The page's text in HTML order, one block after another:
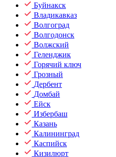
Буйнакск
Владикавказ
Волгоград
Волгодонск
Волжский
Геленджик
Горячий ключ
Грозный
Дербент
Домбай
Ейск
Избербаш
Казань
Калининград
Каспийск
Кизилюрт